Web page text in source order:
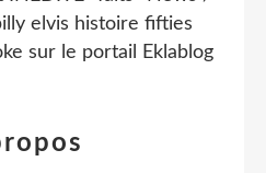
elvis histoire fifties
sur le portail Eklablog